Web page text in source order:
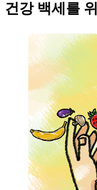
건강 백세를